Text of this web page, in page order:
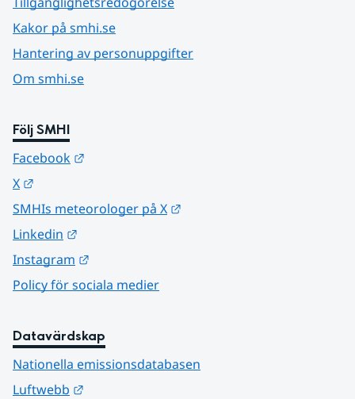
Kakor på smhi.se
Hantering av personuppgifter
Om smhi.se
Följ SMHI
Facebook
X
SMHIs meteorologer på X
Linkedin
Instagram
Policy för sociala medier
Datavärdskap
Nationella emissionsdatabasen
Luftwebb